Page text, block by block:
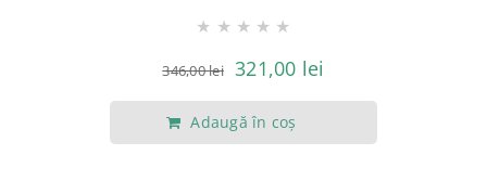
★ ★ ★ ★ ★
346,00lei Prețul
inițial
a
321,00 lei
curent
Adaugă în coș